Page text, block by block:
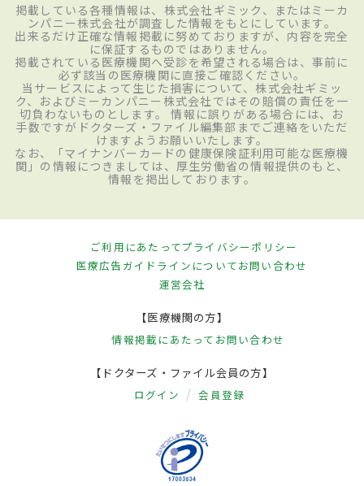
掲載している各種情報は、株式会社ギミック、またはミーカ
ンパニー株式会社が調査した情報をもとにしています。
出来るだけ正確な情報掲載に努めておりますが、内容を完全
に保証するものではありません。
掲載されている医療機関へ受診を希望される場合は、事前に
必ず該当の医療機関に直接ご確認ください。
当サービスによって生じた損害について、株式会社ギミッ
ク、およびミーカンパニー株式会社ではその賠償の責任を一
切負わないものとします。 情報に誤りがある場合には、お
手数ですがドクターズ・ファイル編集部までご連絡をいただ
けますようお願いいたします。
なお、「マイナンバーカードの健康保険証利用可能な医療機
関」の情報につきましては、厚生労働省の情報提供のもと、
情報を掲出しております。
ご利用にあたってプライバシーポリシー
医療広告ガイドラインについてお問い合わせ
運営会社
【医療機関の方】
情報掲載にあたって お問い合わせ
【ドクターズ・ファイル会員の方】
ログイン 会員登録